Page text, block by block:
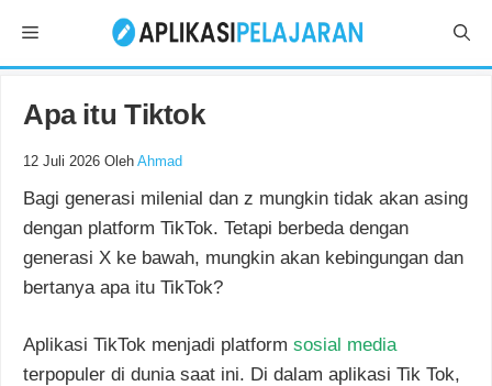
isi
Menu
Apa itu Tiktok
12 Juli 2026 Oleh Ahmad
Bagi generasi milenial dan z mungkin tidak akan asing
dengan platform TikTok. Tetapi berbeda dengan
generasi X ke bawah, mungkin akan kebingungan dan
bertanya apa itu TikTok?
Aplikasi TikTok menjadi platform sosial media
terpopuler di dunia saat ini. Di dalam aplikasi Tik Tok,